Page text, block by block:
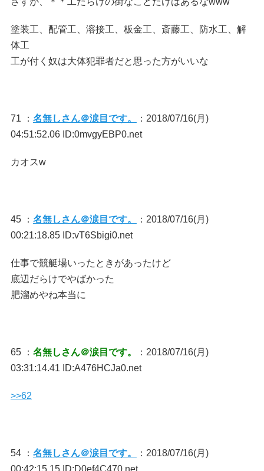
塗装工、配管工、溶接工、板金工、斎藤工、防水工、解
体工
工が付く奴は大体犯罪者だと思った方がいいな
71 ： 名無しさん＠涙目です。
：2018/07/16(月)
04:51:52.06 ID:0mvgyEBP0.net
カオスw
45 ： 名無しさん＠涙目です。
：2018/07/16(月)
00:21:18.85 ID:vT6Sbigi0.net
仕事で競艇場いったときがあったけど
底辺だらけでやばかった
肥溜めやね本当に
65 ： 名無しさん＠涙目です。
：2018/07/16(月)
03:31:14.41 ID:A476HCJa0.net
>>62
54 ： 名無しさん＠涙目です。
：2018/07/16(月)